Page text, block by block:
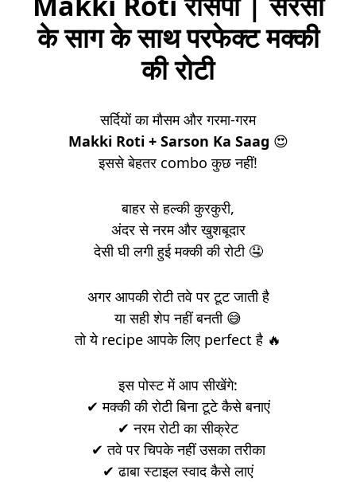
के साग के साथ परफेक्ट मक्की
की रोटी
सर्दियों का मौसम और गरमा-गरम
Makki Roti + Sarson Ka Saag 😍
इससे बेहतर combo कुछ नहीं!
बाहर से हल्की कुरकुरी,
अंदर से नरम और खुशबूदार
देसी घी लगी हुई मक्की की रोटी 🤤
अगर आपकी रोटी तवे पर टूट जाती है
या सही शेप नहीं बनती 😅
तो ये recipe आपके लिए perfect है 🔥
इस पोस्ट में आप सीखेंगे:
✔ मक्की की रोटी बिना टूटे कैसे बनाएं
✔ नरम रोटी का सीक्रेट
✔ तवे पर चिपके नहीं उसका तरीका
✔ ढाबा स्टाइल स्वाद कैसे लाएं